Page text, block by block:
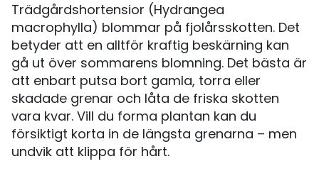
Trädgårdshortensior (Hydrangea
macrophylla) blommar på fjolårsskotten. Det
betyder att en alltför kraftig beskärning kan
gå ut över sommarens blomning. Det bästa är
att enbart putsa bort gamla, torra eller
skadade grenar och låta de friska skotten
vara kvar. Vill du forma plantan kan du
försiktigt korta in de längsta grenarna – men
undvik att klippa för hårt.